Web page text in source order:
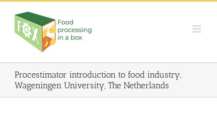
Skip
content
Procestimator introduction to food industry,
Wageningen University, The Netherlands